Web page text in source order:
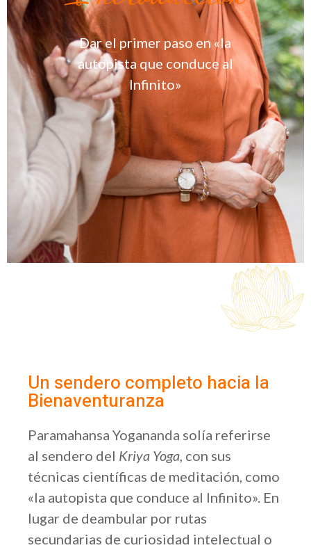
Dar el primer paso en «la
autopista que conduce al
Infinito»
Un sendero completo hacia la
Bienaventuranza
Paramahansa Yogananda solía referirse
al sendero del Kriya Yoga, con sus
técnicas científicas de meditación, como
«la autopista que conduce al Infinito». En
lugar de deambular por rutas
secundarias de curiosidad intelectual o